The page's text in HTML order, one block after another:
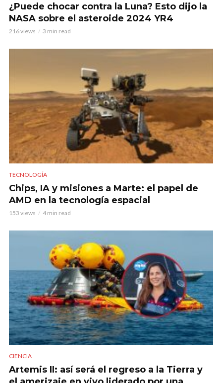
¿Puede chocar contra la Luna? Esto dijo la
NASA sobre el asteroide 2024 YR4
216 views 3 min read
TECNOLOGÍA
Chips, IA y misiones a Marte: el papel de
AMD en la tecnología espacial
153 views 4 min read
CIENCIA
Artemis II: así será el regreso a la Tierra y